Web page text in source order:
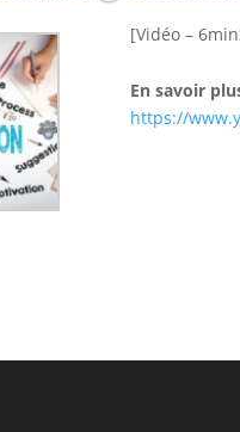
[Vidéo –
En savoir
https://